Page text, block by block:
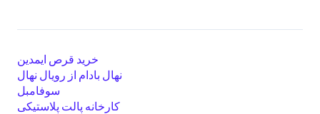
خرید قرص ایمدین
نهال بادام از رویال نهال
سوفامبل
کارخانه پالت پلاستیکی